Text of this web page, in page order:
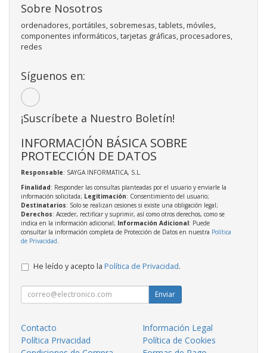
Sobre Nosotros
ordenadores, portátiles, sobremesas, tablets, móviles,
componentes informáticos, tarjetas gráficas, procesadores,
redes
Síguenos en:
¡Suscríbete a Nuestro Boletín!
INFORMACIÓN BÁSICA SOBRE
PROTECCIÓN DE DATOS
Responsable: SAYGA INFORMATICA, S.L.
Finalidad: Responder las consultas planteadas por el usuario y enviarle la
información solicitada; Legitimación: Consentimiento del usuario;
Destinatarios: Solo se realizan cesiones si existe una obligación legal;
Derechos: Acceder, rectificar y suprimir, así como otros derechos, como se
indica en la información adicional; Información Adicional: Puede
consultar la información completa de Protección de Datos en nuestra Política
de Privacidad
He leído y acepto la Política de Privacidad.
Enviar
Contacto
Información Legal
Política Privacidad
Política de Cookies